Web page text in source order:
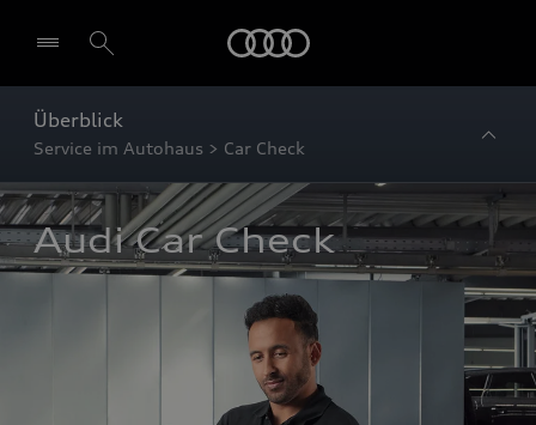
Überblick
Service im Autohaus > Car Check
Audi Car Check